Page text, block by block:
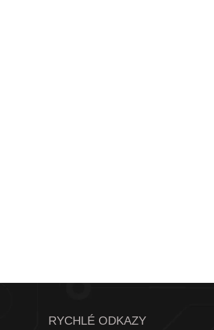
RYCHLÉ ODKAZY